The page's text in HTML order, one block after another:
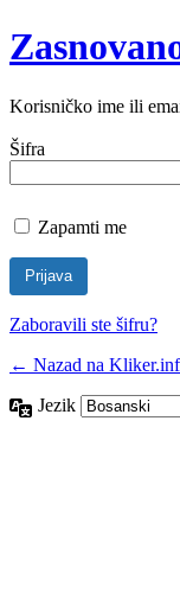
Korisničko ime ili
Šifra
Zapamti me
Zaboravili ste šifru?
← Nazad na
Jezik